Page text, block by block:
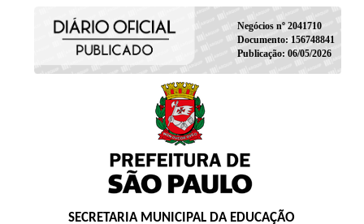
Negócios nº 2041710
Documento: 156748841
Publicação: 06/05/2026
SECRETARIA MUNICIPAL DA EDUCAÇÃO